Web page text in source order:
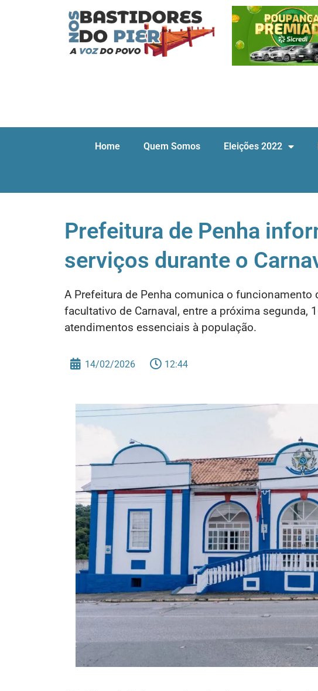
Home Quem Somos Eleições 2022
Prefeitura de Penha
serviços durante o
A Prefeitura de Penha comunica o
facultativo de Carnaval, entre a próxima segunda,
atendimentos essenciais à população.
14/02/2026 12:44